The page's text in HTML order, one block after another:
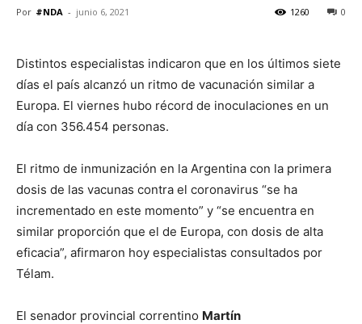
Por #NDA - junio 6, 2021 0
1260
Distintos especialistas indicaron que en los últimos siete
días el país alcanzó un ritmo de vacunación similar a
Europa. El viernes hubo récord de inoculaciones en un
día con 356.454 personas.
El ritmo de inmunización en la Argentina con la primera
dosis de las vacunas contra el coronavirus “se ha
incrementado en este momento” y “se encuentra en
similar proporción que el de Europa, con dosis de alta
eficacia”, afirmaron hoy especialistas consultados por
Télam.
El senador provincial correntino Martín